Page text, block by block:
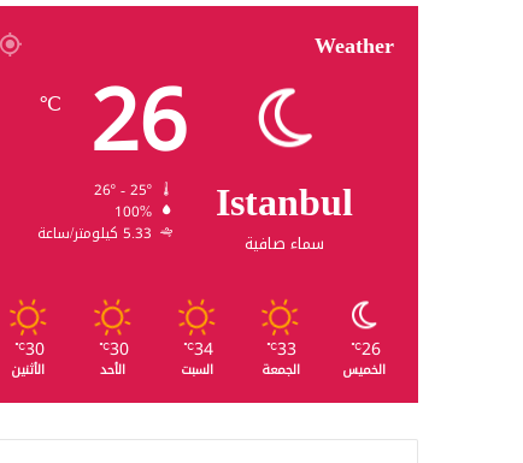
Weather
Istanbul
سماء صافية
26
℃
100%
5.33 كيلومتر/ساعة
26
℃
الخميس
33
℃
الجمعة
34
℃
السبت
30
℃
الأحد
30
℃
الأثنين